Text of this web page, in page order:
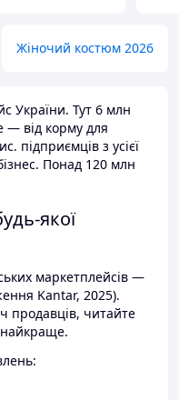
Жіночий костюм 2026
України. Тут 6 млн
— від корму для
підприємців з усієї
Понад 120 млн
якої
маркетплейсів —
Kantar, 2025).
продавців, читайте
найкраще.